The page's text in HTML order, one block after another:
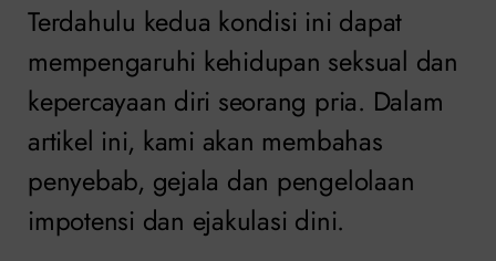
Terdahulu kedua kondisi ini dapat
mempengaruhi kehidupan seksual dan
kepercayaan diri seorang pria. Dalam
artikel ini, kami akan membahas
penyebab, gejala dan pengelolaan
impotensi dan ejakulasi dini.